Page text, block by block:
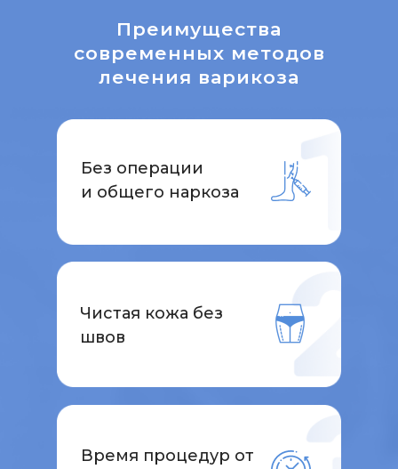
Без операции
и общего наркоза
Чистая кожа без
швов
Время процедур от
Преимущества
современных методов
лечения варикоза